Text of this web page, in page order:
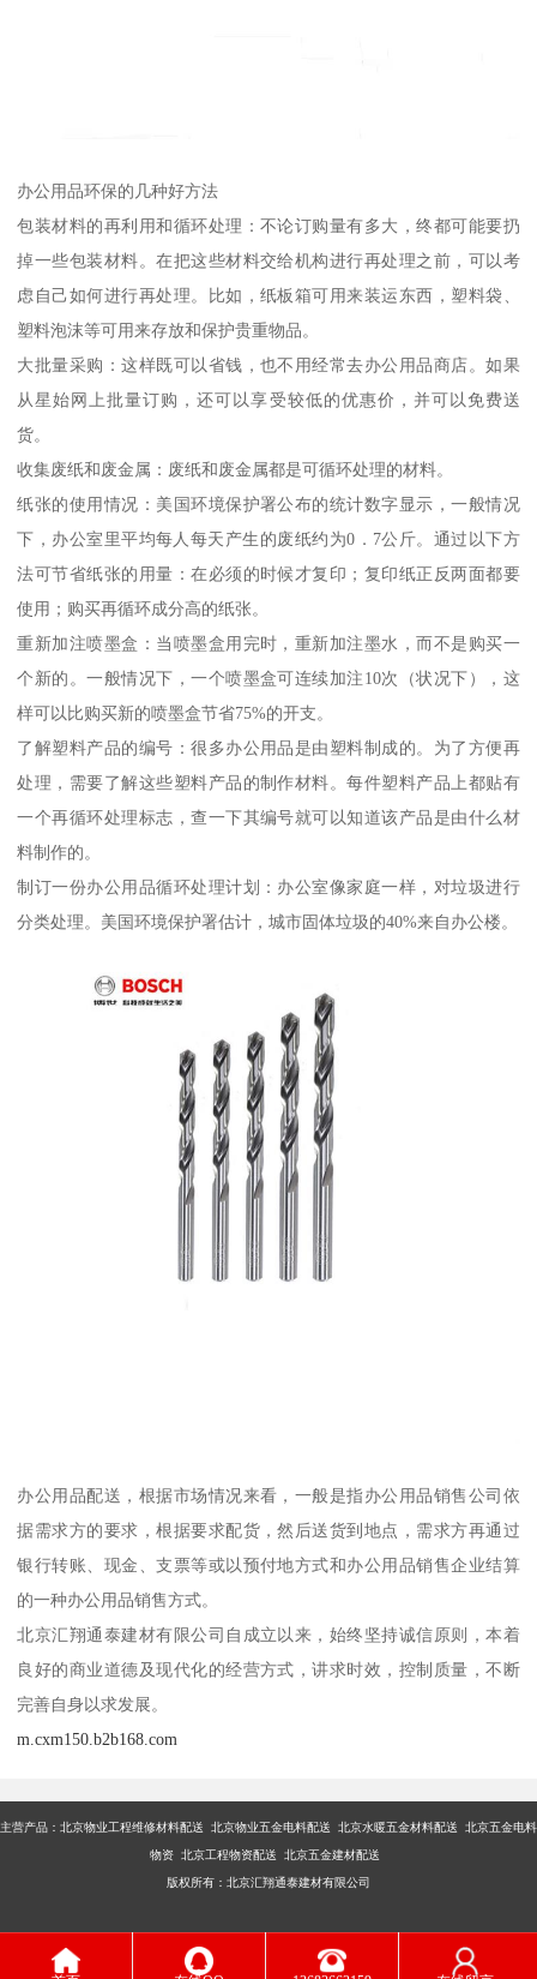
办公用品环保的几种好方法
包装材料的再利用和循环处理：不论订购量有多大，终都可能要扔
掉一些包装材料。在把这些材料交给机构进行再处理之前，可以考
虑自己如何进行再处理。比如，纸板箱可用来装运东西，塑料袋、
塑料泡沫等可用来存放和保护贵重物品。
大批量采购：这样既可以省钱，也不用经常去办公用品商店。如果
从星始网上批量订购，还可以享受较低的优惠价，并可以免费送
货。
收集废纸和废金属：废纸和废金属都是可循环处理的材料。
纸张的使用情况：美国环境保护署公布的统计数字显示，一般情况
下，办公室里平均每人每天产生的废纸约为0．7公斤。通过以下方
法可节省纸张的用量：在必须的时候才复印；复印纸正反两面都要
使用；购买再循环成分高的纸张。
重新加注喷墨盒：当喷墨盒用完时，重新加注墨水，而不是购买一
个新的。一般情况下，一个喷墨盒可连续加注10次（状况下），这
样可以比购买新的喷墨盒节省75%的开支。
了解塑料产品的编号：很多办公用品是由塑料制成的。为了方便再
处理，需要了解这些塑料产品的制作材料。每件塑料产品上都贴有
一个再循环处理标志，查一下其编号就可以知道该产品是由什么材
料制作的。
制订一份办公用品循环处理计划：办公室像家庭一样，对垃圾进行
分类处理。美国环境保护署估计，城市固体垃圾的40%来自办公楼。
办公用品配送，根据市场情况来看，一般是指办公用品销售公司依
据需求方的要求，根据要求配货，然后送货到地点，需求方再通过
银行转账、现金、支票等或以预付地方式和办公用品销售企业结算
的一种办公用品销售方式。
北京汇翔通泰建材有限公司自成立以来，始终坚持诚信原则，本着
良好的商业道德及现代化的经营方式，讲求时效，控制质量，不断
完善自身以求发展。
m.cxm150.b2b168.com
主营产品： 北京物业工程维修材料配送 北京物业五金电料配送 北京水暖五金材料配送 北京五金电料
物资 北京工程物资配送 北京五金建材配送
版权所有：北京汇翔通泰建材有限公司